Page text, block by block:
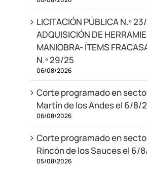
LICITACIÓN PÚBLICA N.º
ADQUISICIÓN DE
MANIOBRA- ÍTEMS
N.º 29/25
06/08/2026
Corte programado en
Martín de los Andes el 6/8/
06/08/2026
Corte programado en
Rincón de los Sauces el 6/
05/08/2026